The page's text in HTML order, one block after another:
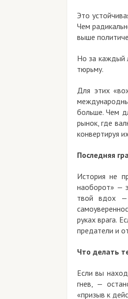
Это
Чем
выше
Но за каждый
тюрьму.
Для этих
больше. Чем
рынок, где
конвертируя
Последняя
История не
наоборот» —
твой вдох —
руках врага.
предатели и
Что делать
Если вы
гнев, —
«призыв к